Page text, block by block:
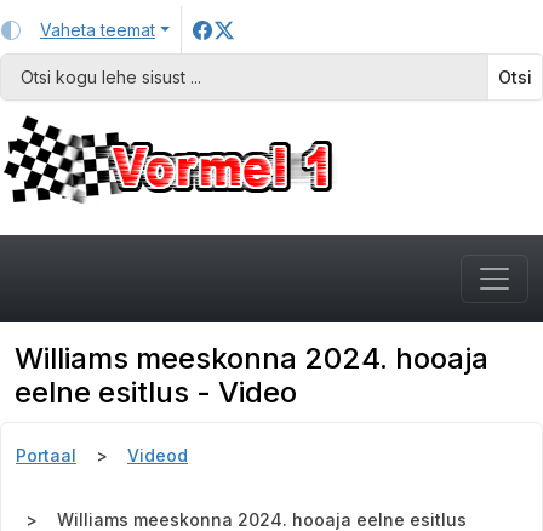
Vaheta teemat
Otsi
Williams meeskonna 2024. hooaja
eelne esitlus - Video
Portaal Videod
Williams meeskonna 2024. hooaja eelne esitlus